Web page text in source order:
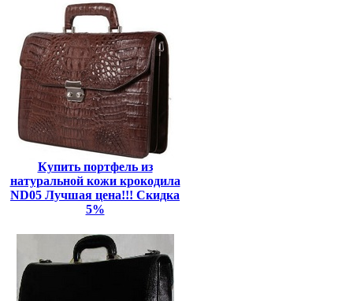
Купить портфель из
натуральной кожи крокодила
ND05 Лучшая цена!!! Скидка
5%